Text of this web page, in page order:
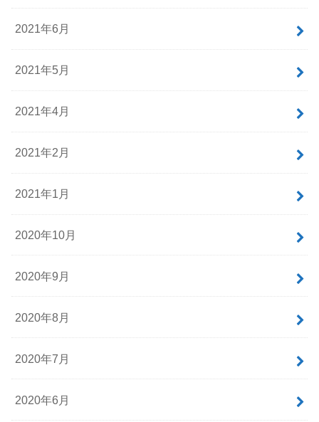
2021年6月
2021年5月
2021年4月
2021年2月
2021年1月
2020年10月
2020年9月
2020年8月
2020年7月
2020年6月